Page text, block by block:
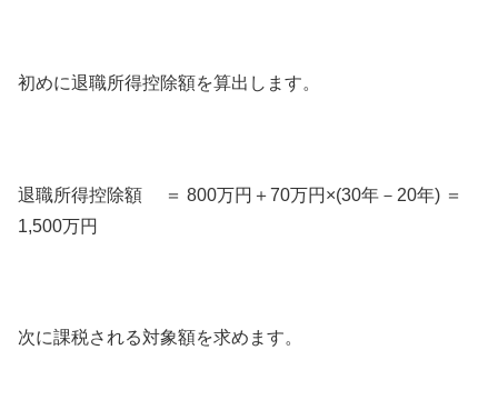
初めに退職所得控除額を算出します。
退職所得控除額 ＝ 800万円＋70万円×(30年－20年) ＝
1,500万円
次に課税される対象額を求めます。